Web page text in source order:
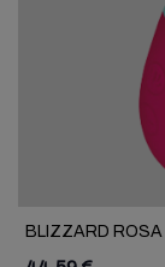
BLIZZARD ROSA